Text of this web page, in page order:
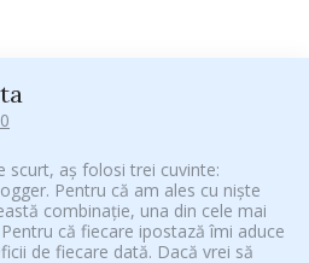
scurt, aș folosi trei cuvinte:
Pentru că am ales cu niște
combinație, una din cele mai
că fiecare ipostază îmi aduce
de fiecare dată. Dacă vrei să